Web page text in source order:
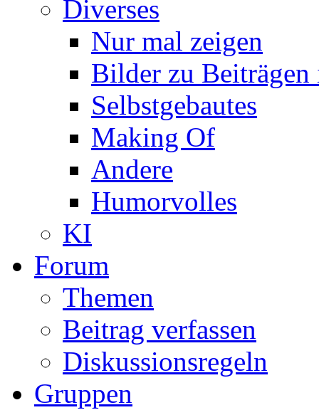
Diverses
Nur mal zeigen
Bilder zu
Selbstgebautes
Making Of
Andere
Humorvolles
KI
Forum
Themen
Beitrag verfassen
Diskussionsregeln
Gruppen